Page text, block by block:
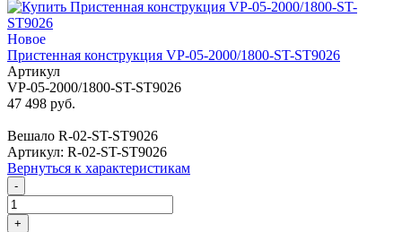
Новое
Пристенная конструкция VP-05-2000/1800-ST-ST9026
Артикул
VP-05-2000/1800-ST-ST9026
47 498 руб.
Вешало R-02-ST-ST9026
Артикул: R-02-ST-ST9026
Вернуться к характеристикам
-
+